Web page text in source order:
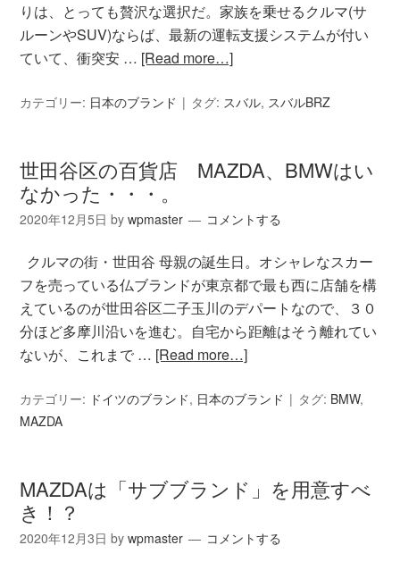
りは、とっても贅沢な選択だ。家族を乗せるクルマ(サ
ルーンやSUV)ならば、最新の運転支援システムが付い
ていて、衝突安 … [Read more…]
カテゴリー: 日本のブランド タグ: スバル, スバルBRZ
世田谷区の百貨店 MAZDA、BMWはい
なかった・・・。
2020年12月5日 bywpmaster コメントする
クルマの街・世田谷 母親の誕生日。オシャレなスカー
フを売っている仏ブランドが東京都で最も西に店舗を構
えているのが世田谷区二子玉川のデパートなので、３０
分ほど多摩川沿いを進む。自宅から距離はそう離れてい
ないが、これまで … [Read more…]
カテゴリー: ドイツのブランド, 日本のブランド タグ: BMW,
MAZDA
MAZDAは「サブブランド」を用意すべ
き！？
2020年12月3日 bywpmaster コメントする